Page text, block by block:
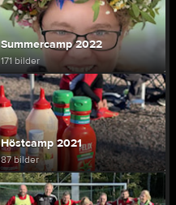
Summercamp 2022
171 bilder
Höstcamp 2021
87 bilder